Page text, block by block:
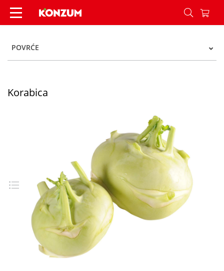
Korabica - Konzum
POVRĆE
Korabica